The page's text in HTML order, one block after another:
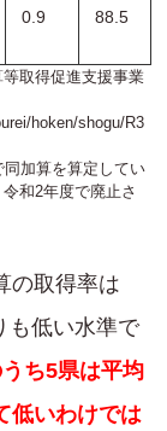
0.9 88.5
等取得促進支援事業
hoken/shogu/R3
加算を算定してい
和2年度で廃止さ
の取得率は
も低い水準で
ち5県は平均
低いわけでは